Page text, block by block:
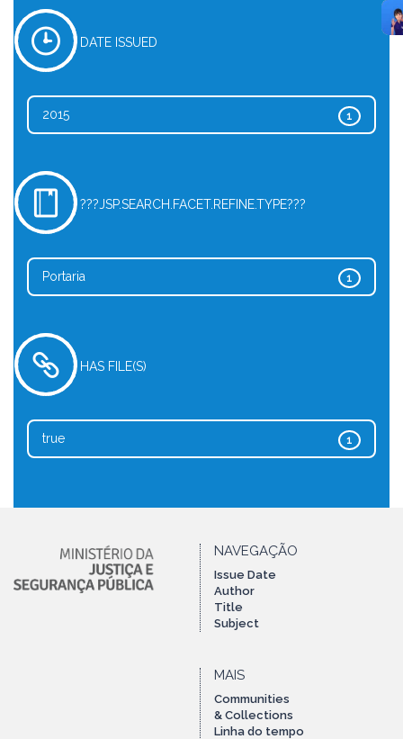
DATE ISSUED
1
2015
???JSP.SEARCH.FACET.REFINE.TYPE???
1
Portaria
HAS FILE(S)
1
true
NAVEGAÇÃO
Issue Date
Author
Title
Subject
MAIS
Communities
& Collections
Linha do tempo